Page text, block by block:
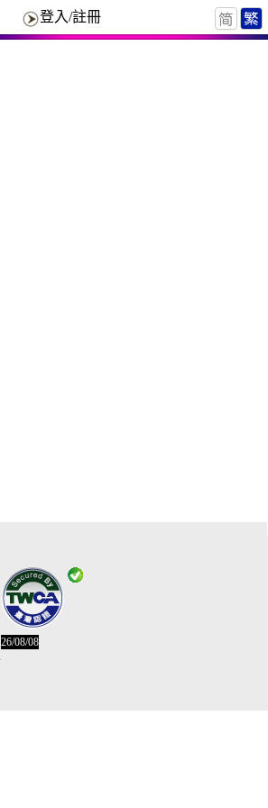
登入/註冊
26/08/08